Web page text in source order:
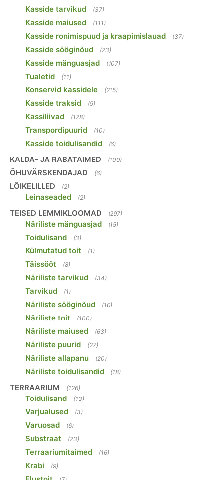
Kasside tarvikud (37)
Kasside maiused (111)
Kasside ronimispuud ja kraapimislauad (37)
Kasside sööginõud (23)
Kasside mänguasjad (107)
Tualetid (11)
Konservid kassidele (215)
Kasside traksid (9)
Kassiliivad (128)
Transpordipuurid (10)
Kasside toidulisandid (6)
KALDA- JA RABATAIMED (109)
ÕHUVÄRSKENDAJAD (6)
LÕIKELILLED (2)
Leinaseaded (2)
TEISED LEMMIKLOOMAD (297)
Näriliste mänguasjad (15)
Toidulisand (3)
Külmutatud toit (1)
Täissööt (8)
Näriliste tarvikud (34)
Tarvikud (1)
Näriliste sööginõud (10)
Näriliste toit (100)
Näriliste maiused (63)
Näriliste puurid (27)
Näriliste allapanu (20)
Näriliste toidulisandid (18)
TERRAARIUM (126)
Toidulisand (13)
Varjualused (3)
Varuosad (6)
Substraat (23)
Terraariumitaimed (16)
Krabi (9)